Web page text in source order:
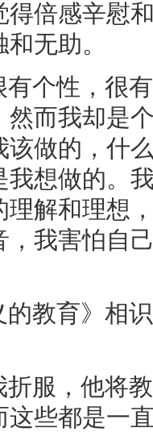
倍感辛慰
无助。
个性，很
而我却是
做的，什
我想做的。
解和理想
，我害怕自
的教育》相
服，他将
这些都是一